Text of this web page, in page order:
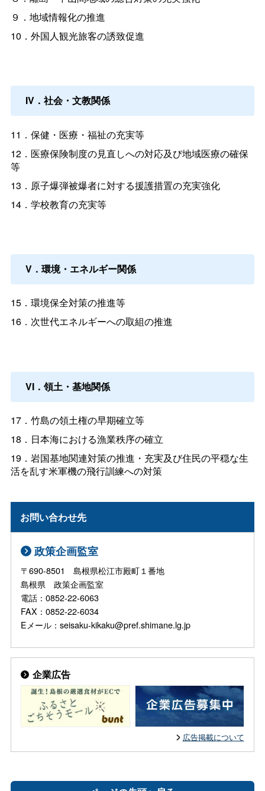
９．地域情報化の推進
10．外国人観光旅客の誘致促進
IV．社会・文教関係
11．保健・医療・福祉の充実等
12．医療保険制度の見直しへの対応及び地域医療の確保
等
13．原子爆弾被爆者に対する援護措置の充実強化
14．学校教育の充実等
V．環境・エネルギー関係
15．環境保全対策の推進等
16．次世代エネルギーへの取組の推進
VI．領土・基地関係
17．竹島の領土権の早期確立等
18．日本海における漁業秩序の確立
19．岩国基地関連対策の推進・充実及び住民の平穏な生
活を乱す米軍機の飛行訓練への対策
お問い合わせ先
政策企画監室
〒690-8501 島根県松江市殿町１番地
島根県 政策企画監室
電話：0852-22-6063
FAX：0852-22-6034
Eメール：seisaku-kikaku@pref.shimane.lg.jp
企業広告
広告掲載について